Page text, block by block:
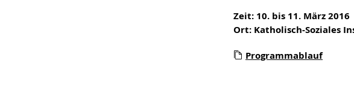
Zeit: 10. bis 11. März 2016
Ort: Katholisch-Soziales
Programmablauf